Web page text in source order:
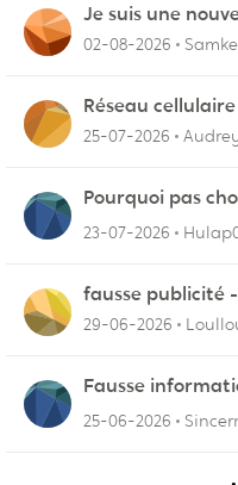
Je suis une
connecter mon
02-08-2026
Réseau
Hautes-
25-07-2026
Pourquoi
23-07-2026
fausse publicité
29-06-2026
Fausse
25-06-2026